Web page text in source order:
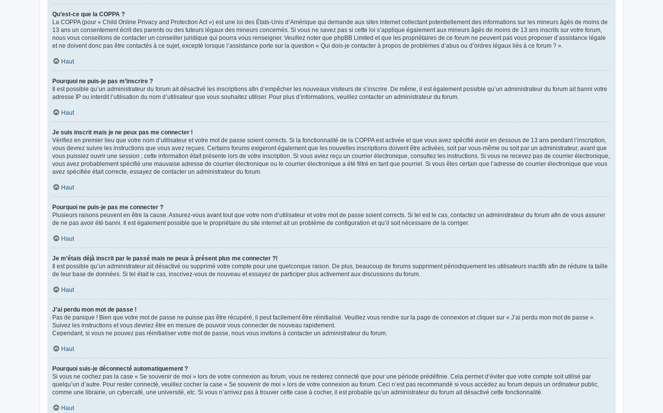
Qu’est-ce que la COPPA ?
La COPPA (pour « Child Online Privacy and Protection Act ») est une loi des États-Unis d’Amérique qui demande aux sites internet collectant potentiellement des informations sur les mineurs âgés de moins de
13 ans un consentement écrit des parents ou des tuteurs légaux des mineurs concernés. Si vous ne savez pas si cette loi s’applique également aux mineurs âgés de moins de 13 ans inscrits sur votre forum,
nous vous conseillons de contacter un conseiller juridique qui pourra vous renseigner. Veuillez noter que phpBB Limited et que les propriétaires de ce forum ne peuvent pas vous proposer d’assistance légale
et ne doivent donc pas être contactés à ce sujet, excepté lorsque l’assistance porte sur la question « Qui dois-je contacter à propos de problèmes d’abus ou d’ordres légaux liés à ce forum ? ».
Haut
Pourquoi ne puis-je pas m’inscrire ?
Il est possible qu’un administrateur du forum ait désactivé les inscriptions afin d’empêcher les nouveaux visiteurs de s’inscrire. De même, il est également possible qu’un administrateur du forum ait banni votre
adresse IP ou interdit l’utilisation du nom d’utilisateur que vous souhaitez utiliser. Pour plus d’informations, veuillez contacter un administrateur du forum.
Haut
Je suis inscrit mais je ne peux pas me connecter !
Vérifiez en premier lieu que votre nom d’utilisateur et votre mot de passe soient corrects. Si la fonctionnalité de la COPPA est activée et que vous avez spécifié avoir en dessous de 13 ans pendant l’inscription,
vous devrez suivre les instructions que vous avez reçues. Certains forums exigeront également que les nouvelles inscriptions doivent être activées, soit par vous-même ou soit par un administrateur, avant que
vous puissiez ouvrir une session ; cette information était présente lors de votre inscription. Si vous aviez reçu un courrier électronique, consultez les instructions. Si vous ne recevez pas de courrier électronique,
vous avez probablement spécifié une mauvaise adresse de courrier électronique ou le courrier électronique a été filtré en tant que pourriel. Si vous êtes certain que l’adresse de courrier électronique que vous
avez spécifiée était correcte, essayez de contacter un administrateur du forum.
Haut
Pourquoi ne puis-je pas me connecter ?
Plusieurs raisons peuvent en être la cause. Assurez-vous avant tout que votre nom d’utilisateur et votre mot de passe soient corrects. Si tel est le cas, contactez un administrateur du forum afin de vous assurer
de ne pas avoir été banni. Il est également possible que le propriétaire du site internet ait un problème de configuration et qu’il soit nécessaire de la corriger.
Haut
Je m’étais déjà inscrit par le passé mais ne peux à présent plus me connecter ?!
Il est possible qu’un administrateur ait désactivé ou supprimé votre compte pour une quelconque raison. De plus, beaucoup de forums suppriment périodiquement les utilisateurs inactifs afin de réduire la taille
de leur base de données. Si tel était le cas, inscrivez-vous de nouveau et essayez de participer plus activement aux discussions du forum.
Haut
J’ai perdu mon mot de passe !
Pas de panique ! Bien que votre mot de passe ne puisse pas être récupéré, il peut facilement être réinitialisé. Veuillez vous rendre sur la page de connexion et cliquer sur « J’ai perdu mon mot de passe ».
Suivez les instructions et vous devriez être en mesure de pouvoir vous connecter de nouveau rapidement.
Cependant, si vous ne pouvez pas réinitialiser votre mot de passe, nous vous invitons à contacter un administrateur du forum.
Haut
Pourquoi suis-je déconnecté automatiquement ?
Si vous ne cochez pas la case « Se souvenir de moi » lors de votre connexion au forum, vous ne resterez connecté que pour une période prédéfinie. Cela permet d’éviter que votre compte soit utilisé par
quelqu’un d’autre. Pour rester connecté, veuillez cocher la case « Se souvenir de moi » lors de votre connexion au forum. Ceci n’est pas recommandé si vous accédez au forum depuis un ordinateur public,
comme une librairie, un cybercafé, une université, etc. Si vous n’arrivez pas à trouver cette case à cocher, il est probable qu’un administrateur du forum ait désactivé cette fonctionnalité.
Haut